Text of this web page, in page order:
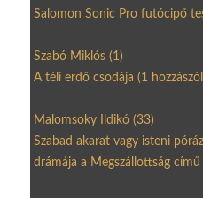
Salomon Sonic Pro futócipő
Szabó Miklós (1)
A téli erdő csodája (1
Malomsoky Ildikó (33)
Szabad akarat vagy isteni
drámája a Megszállottság